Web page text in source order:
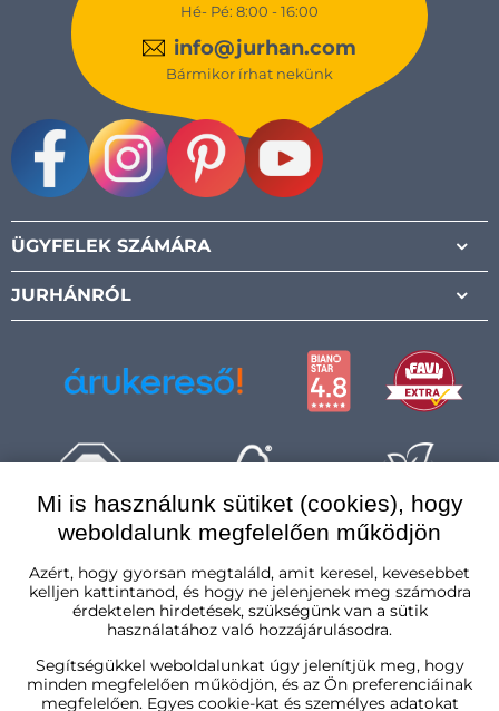
Hé- Pé: 8:00 - 16:00
info@jurhan.com
Bármikor írhat nekünk
ÜGYFELEK SZÁMÁRA
JURHÁNRÓL
Mi is használunk sütiket (cookies), hogy
weboldalunk megfelelően működjön
Azért, hogy gyorsan megtaláld, amit keresel, kevesebbet
kelljen kattintanod, és hogy ne jelenjenek meg számodra
érdektelen hirdetések, szükségünk van a sütik
használatához való hozzájárulásodra.
Segítségükkel weboldalunkat úgy jelenítjük meg, hogy
minden megfelelően működjön, és az Ön preferenciáinak
megfelelően. Egyes cookie-kat és személyes adatokat